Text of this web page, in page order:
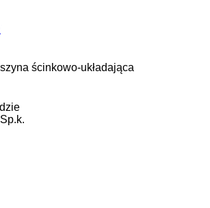
ścinkowo-układająca